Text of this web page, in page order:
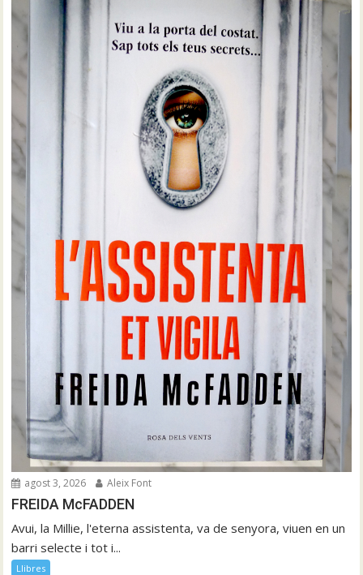
agost 3, 2026 Aleix Font
FREIDA McFADDEN
Avui, la Millie, l'eterna assistenta, va de senyora, viuen en un
barri selecte i tot i...
Llibres